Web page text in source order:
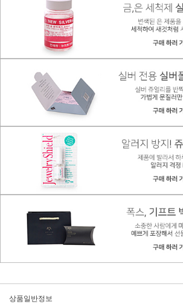
상품일반정보